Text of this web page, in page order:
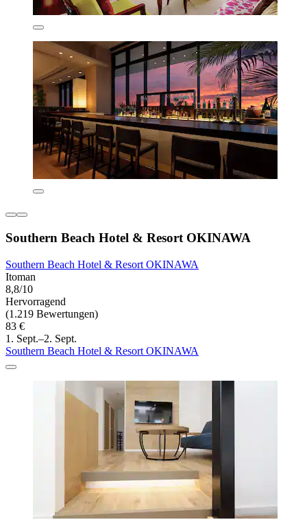
Southern Beach Hotel & Resort OKINAWA
Southern Beach Hotel & Resort OKINAWA
Itoman
8,8/10
Hervorragend
(1.219 Bewertungen)
83 €
1. Sept.–2. Sept.
Southern Beach Hotel & Resort OKINAWA